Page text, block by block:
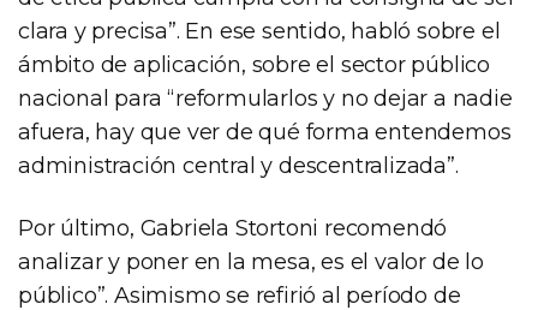
clara y precisa”. En ese sentido, habló sobre el
ámbito de aplicación, sobre el sector público
nacional para “reformularlos y no dejar a nadie
afuera, hay que ver de qué forma entendemos
administración central y descentralizada”.
Por último, Gabriela Stortoni recomendó
analizar y poner en la mesa, es el valor de lo
público”. Asimismo se refirió al período de